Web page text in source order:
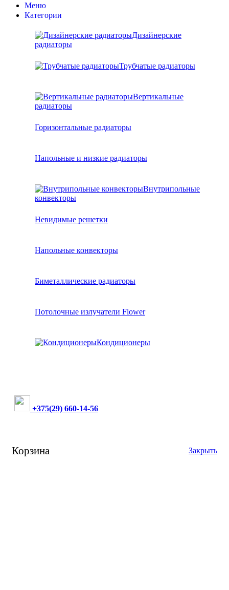
Меню
Категории
Дизайнерские
радиаторы
Трубчатые радиаторы
Вертикальные
радиаторы
Горизонтальные радиаторы
Напольные и низкие радиаторы
Внутрипольные
конвекторы
Невидимые решетки
Напольные конвекторы
Биметаллические радиаторы
Потолочные излучатели Flower
Кондиционеры
+375(29) 660-14-56
Корзина Закрыть